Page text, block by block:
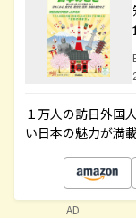
１万人の訪日外国
い日本の魅力が満
AD